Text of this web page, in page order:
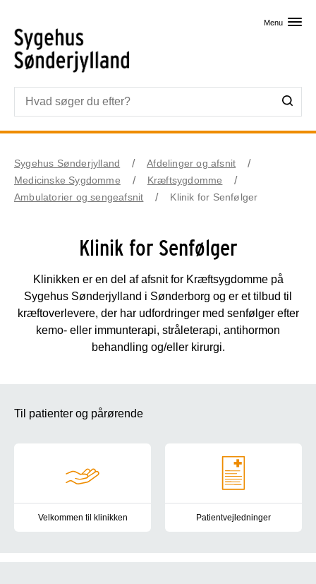
Menu
Sygehus Sønderjylland
Afdelinger og afsnit
Medicinske Sygdomme
Kræftsygdomme
Ambulatorier og sengeafsnit
Klinik for Senfølger
Klinik for Senfølger
Klinikken er en del af afsnit for Kræftsygdomme på
Sygehus Sønderjylland i Sønderborg og er et tilbud til
kræftoverlevere, der har udfordringer med senfølger efter
kemo- eller immunterapi, stråleterapi, antihormon
behandling og/eller kirurgi.
Til patienter og pårørende
Velkommen til klinikken Patientvejledninger